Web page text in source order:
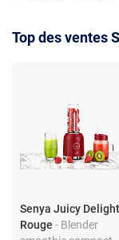
Top des ventes
Senya Juicy
Rouge - Blender